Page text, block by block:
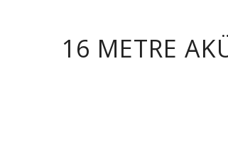
16 METRE